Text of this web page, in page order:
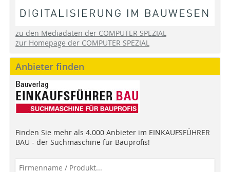
zu den Mediadaten der COMPUTER SPEZIAL
zur Homepage der COMPUTER SPEZIAL
Anbieter finden
Finden Sie mehr als 4.000 Anbieter im EINKAUFSFÜHRER
BAU - der Suchmaschine für Bauprofis!